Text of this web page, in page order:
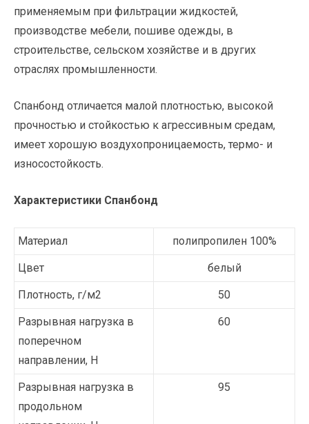
применяемым при фильтрации жидкостей,
производстве мебели, пошиве одежды, в
строительстве, сельском хозяйстве и в других
отраслях промышленности.
Спанбонд отличается малой плотностью, высокой
прочностью и стойкостью к агрессивным средам,
имеет хорошую воздухопроницаемость, термо- и
износостойкость.
Характеристики Спанбонд
Материал полипропилен 100%
Цвет белый
Плотность, г/м2 50
Разрывная нагрузка в
поперечном
направлении, Н
60
Разрывная нагрузка в
продольном
95